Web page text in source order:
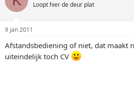
Loopt hier de deur plat
9 jan 2011
Afstandsbediening of niet, dat maakt
uiteindelijk toch CV